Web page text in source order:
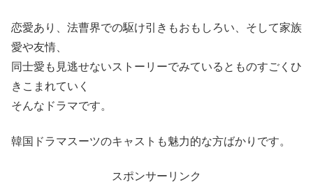
恋愛あり、法曹界での駆け引きもおもしろい、そして家族
愛や友情、
同士愛も見逃せないストーリーでみているとものすごくひ
きこまれていく
そんなドラマです。
韓国ドラマスーツのキャストも魅力的な方ばかりです。
スポンサーリンク